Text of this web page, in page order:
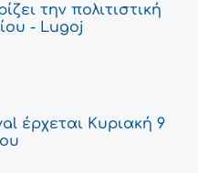
την πολιτιστική
- Lugoj
έρχεται Κυριακή 9